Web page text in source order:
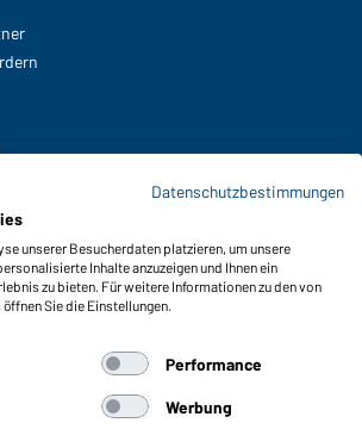
Datenschutzbestimmungen
unserer Besucherdaten platzieren, um unsere
Inhalte anzuzeigen und Ihnen ein
zu bieten. Für weitere Informationen zu den von
Sie die Einstellungen.
Performance
Werbung